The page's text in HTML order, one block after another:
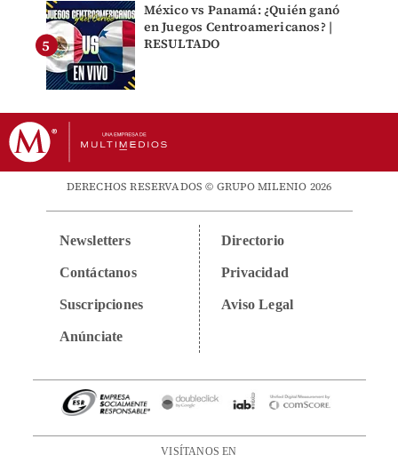
México vs Panamá: ¿Quién ganó
en Juegos Centroamericanos? |
RESULTADO
DERECHOS RESERVADOS © GRUPO MILENIO 2026
Newsletters
Contáctanos
Suscripciones
Anúnciate
Directorio
Privacidad
Aviso Legal
VISÍTANOS EN